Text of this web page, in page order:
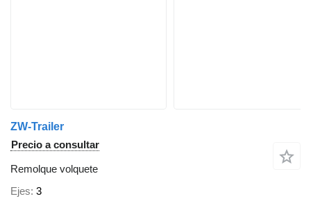
ZW-Trailer
Precio a consultar
Remolque volquete
Ejes 3